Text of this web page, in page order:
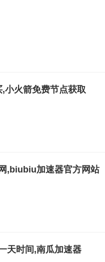
小火箭免费节点获取
,biubiu加速器官方网站
天时间,南瓜加速器